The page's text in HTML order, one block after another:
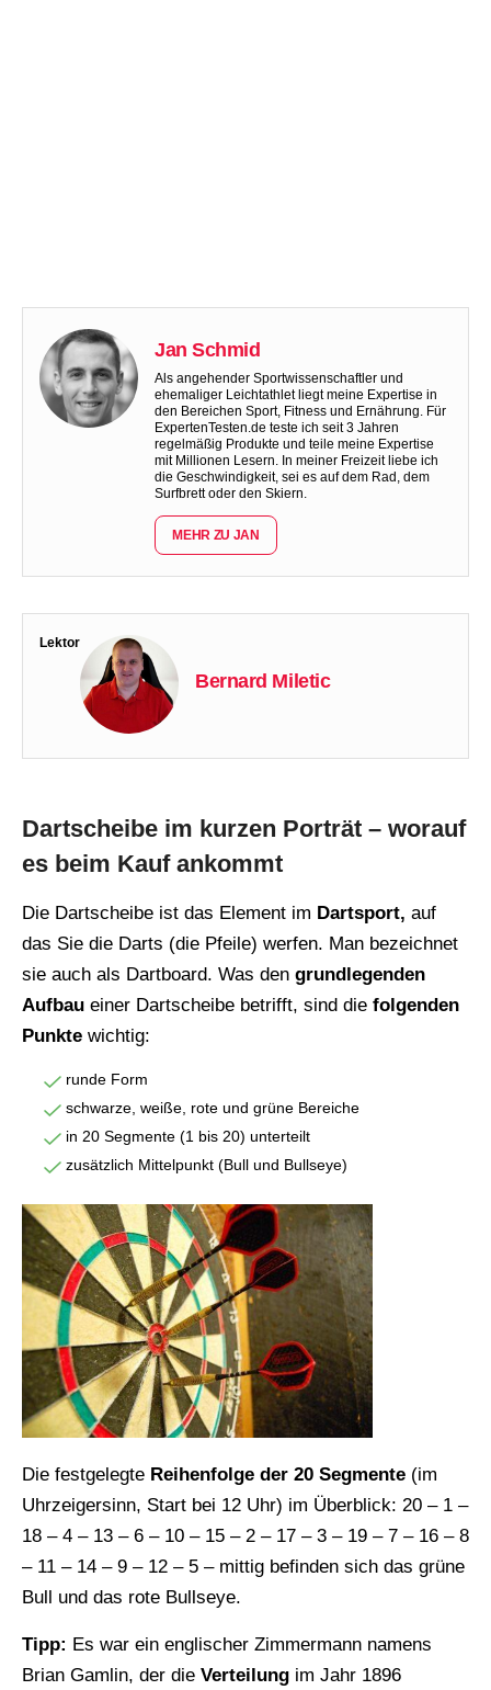
Jan Schmid
Als angehender Sportwissenschaftler und
ehemaliger Leichtathlet liegt meine Expertise in
den Bereichen Sport, Fitness und Ernährung. Für
ExpertenTesten.de teste ich seit 3 Jahren
regelmäßig Produkte und teile meine Expertise
mit Millionen Lesern. In meiner Freizeit liebe ich
die Geschwindigkeit, sei es auf dem Rad, dem
Surfbrett oder den Skiern.
MEHR ZU JAN
Lektor
Bernard Miletic
Dartscheibe im kurzen Porträt – worauf
es beim Kauf ankommt
Die Dartscheibe ist das Element im Dartsport, auf
das Sie die Darts (die Pfeile) werfen. Man bezeichnet
sie auch als Dartboard. Was den grundlegenden
Aufbau einer Dartscheibe betrifft, sind die folgenden
Punkte wichtig:
runde Form
schwarze, weiße, rote und grüne Bereiche
in 20 Segmente (1 bis 20) unterteilt
zusätzlich Mittelpunkt (Bull und Bullseye)
Die festgelegte Reihenfolge der 20 Segmente (im
Uhrzeigersinn, Start bei 12 Uhr) im Überblick: 20 – 1 –
18 – 4 – 13 – 6 – 10 – 15 – 2 – 17 – 3 – 19 – 7 – 16 – 8
– 11 – 14 – 9 – 12 – 5 – mittig befinden sich das grüne
Bull und das rote Bullseye.
Tipp: Es war ein englischer Zimmermann namens
Brian Gamlin, der die Verteilung im Jahr 1896